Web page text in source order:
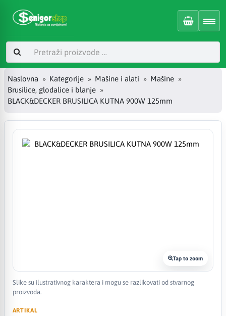
Naslovna Kategorije Mašine i alati
Mašine
Brusilice, glodalice i blanje
BLACK&DECKER BRUSILICA KUTNA 900W 125mm
Tap to zoom
Slike su ilustrativnog karaktera i mogu se razlikovati od stvarnog
proizvoda.
ARTIKAL